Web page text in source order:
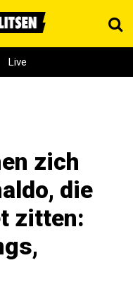
Live
zich
die
zitten: